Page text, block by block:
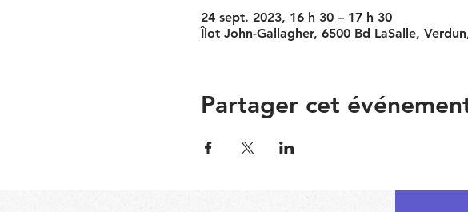
24 sept. 2023, 16 h 30 – 17 h 30
Îlot John-Gallagher, 6500 Bd LaSalle,
Partager cet